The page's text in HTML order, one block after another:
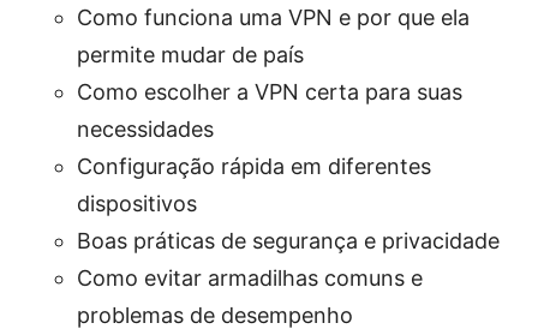
Como funciona uma VPN e por que ela
permite mudar de país
Como escolher a VPN certa para suas
necessidades
Configuração rápida em diferentes
dispositivos
Boas práticas de segurança e privacidade
Como evitar armadilhas comuns e
problemas de desempenho